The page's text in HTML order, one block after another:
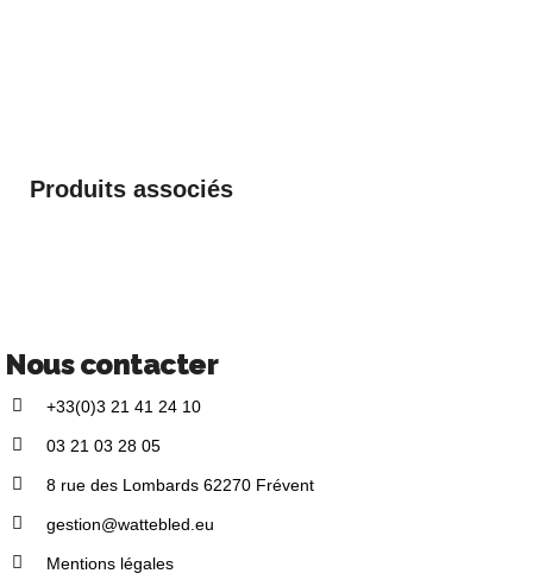
Produits associés
Nous contacter
+33(0)3 21 41 24 10
03 21 03 28 05
8 rue des Lombards 62270 Frévent
gestion@wattebled.eu
Mentions légales